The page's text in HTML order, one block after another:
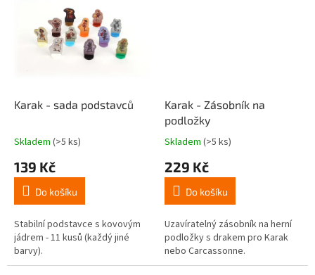
Karak - sada podstavců
Průměrné
produktu
5,0
5
hvězdiček.
Skladem (>5 ks)
139 Kč
Do košíku
Stabilní podstavce s kovovým
jádrem - 11 kusů (každý jiné
barvy).
Karak - Zásobník na
podložky
Průměrné
produktu
5,0
5
hvězdiček.
Skladem (>5 ks)
229 Kč
Do košíku
Uzavíratelný zásobník na herní
podložky s drakem pro Karak
nebo Carcassonne.